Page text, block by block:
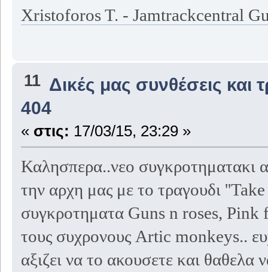
Xristoforos T. - Jamtrackcentral
11 Δικές μας συνθέσεις και
404
« στις: 17/03/15, 23:29 »
Καλησπερα..νεο συγκροτηματακι
την αρχη μας με το τραγουδι
συγκροτηματα Guns n roses, Pink
τους συχρονους Artic monkeys..
αξιζει να το ακουσετε και